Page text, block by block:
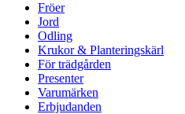
Fröer
Jord
Odling
Krukor & Planteringskärl
För trädgården
Presenter
Varumärken
Erbjudanden